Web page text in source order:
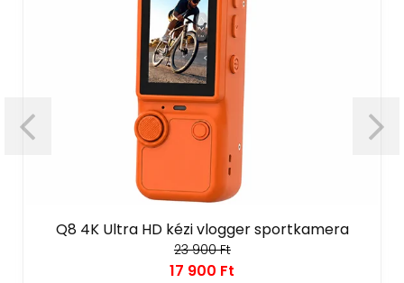
Q8 4K Ultra HD kézi vlogger sportkamera
23 900 Ft
17 900 Ft